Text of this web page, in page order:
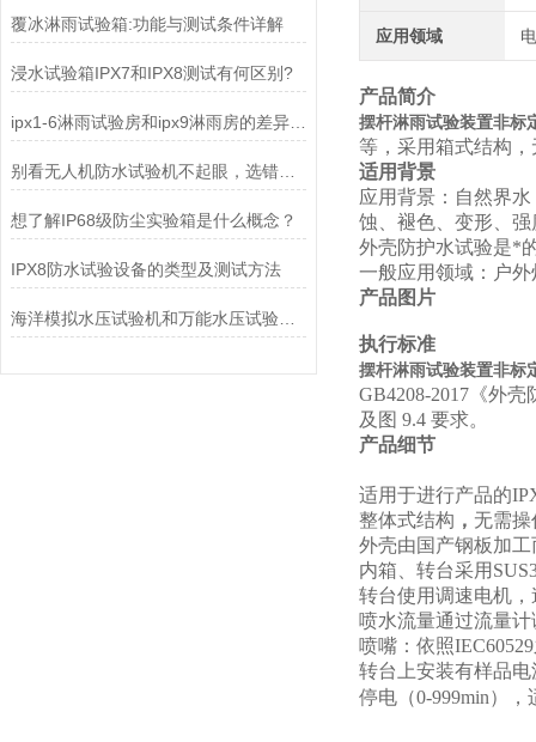
覆冰淋雨试验箱:功能与测试条件详解
浸水试验箱IPX7和IPX8测试有何区别?
ipx1-6淋雨试验房和ipx9淋雨房的差异特点
别看无人机防水试验机不起眼，选错了真能坑惨你
想了解IP68级防尘实验箱是什么概念？
IPX8防水试验设备的类型及测试方法
海洋模拟水压试验机和万能水压试验机的区别
应用领域
产品简介
摆杆淋雨试验装置非标
等，采用箱式结构
适用背景
应用背景：自然界
蚀、褪色、变形、
外壳防护水试验是*
一般应用领域：户
产品图片
执行标准
摆杆淋雨试验装置非标
GB4208-2017《外壳
及图 9.4 要求。
产品细节
适用于进行产品的
整体式结构 ， 无需
外壳由国产钢板加
内箱、转台采用
转台使用调速电机
喷水流量通过流量
喷嘴：依照
转台上安装有样品
停电（0-999min）